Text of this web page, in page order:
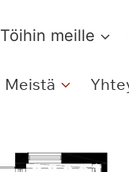
Töihin meille
Meistä